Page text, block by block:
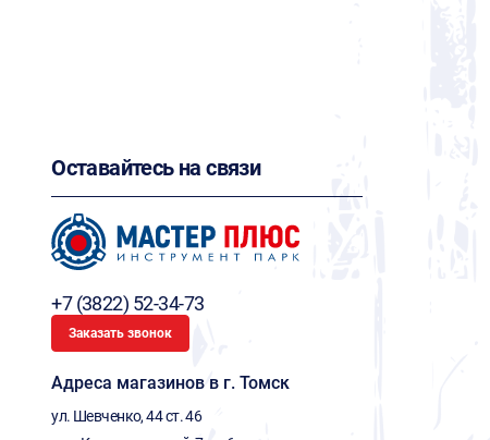
Оставайтесь на связи
+7 (3822) 52-34-73
Заказать звонок
Адреса магазинов в г. Томск
ул. Шевченко, 44 ст. 46